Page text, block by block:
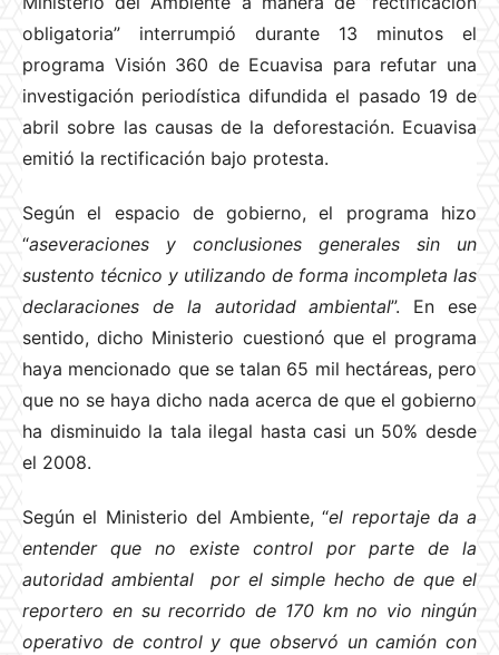
obligatoria” interrumpió durante 13 minutos el
programa Visión 360 de Ecuavisa para refutar una
investigación periodística difundida el pasado 19 de
abril sobre las causas de la deforestación. Ecuavisa
emitió la rectificación bajo protesta.
Según el espacio de gobierno, el programa hizo
“aseveraciones y conclusiones generales sin un
sustento técnico y utilizando de forma incompleta las
declaraciones de la autoridad ambiental”. En ese
sentido, dicho Ministerio cuestionó que el programa
haya mencionado que se talan 65 mil hectáreas, pero
que no se haya dicho nada acerca de que el gobierno
ha disminuido la tala ilegal hasta casi un 50% desde
el 2008.
Según el Ministerio del Ambiente, “el reportaje da a
entender que no existe control por parte de la
autoridad ambiental por el simple hecho de que el
reportero en su recorrido de 170 km no vio ningún
operativo de control y que observó un camión con